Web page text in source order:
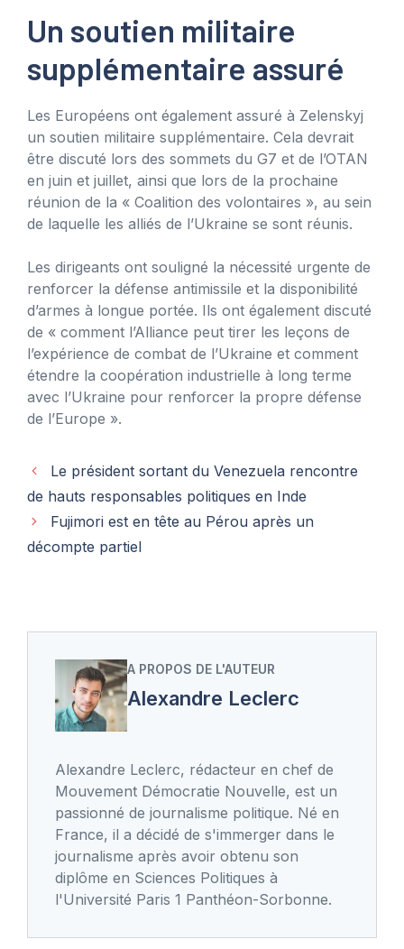
Un soutien militaire
supplémentaire assuré
Les Européens ont également assuré à Zelenskyj
un soutien militaire supplémentaire. Cela devrait
être discuté lors des sommets du G7 et de l’OTAN
en juin et juillet, ainsi que lors de la prochaine
réunion de la « Coalition des volontaires », au sein
de laquelle les alliés de l’Ukraine se sont réunis.
Les dirigeants ont souligné la nécessité urgente de
renforcer la défense antimissile et la disponibilité
d’armes à longue portée. Ils ont également discuté
de « comment l’Alliance peut tirer les leçons de
l’expérience de combat de l’Ukraine et comment
étendre la coopération industrielle à long terme
avec l’Ukraine pour renforcer la propre défense
de l’Europe ».
Le président sortant du Venezuela rencontre
de hauts responsables politiques en Inde
Fujimori est en tête au Pérou après un
décompte partiel
A PROPOS DE L'AUTEUR
Alexandre Leclerc
Alexandre Leclerc, rédacteur en chef de
Mouvement Démocratie Nouvelle, est un
passionné de journalisme politique. Né en
France, il a décidé de s'immerger dans le
journalisme après avoir obtenu son
diplôme en Sciences Politiques à
l'Université Paris 1 Panthéon-Sorbonne.